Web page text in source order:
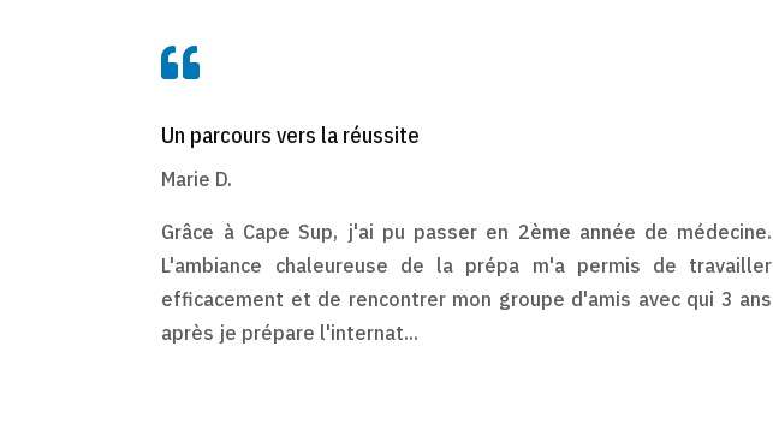

Un parcours vers la réussite
Marie D.
Grâce à Cape Sup, j'ai pu passer en 2ème année de médecine.
L'ambiance chaleureuse de la prépa m'a permis de travailler
efficacement et de rencontrer mon groupe d'amis avec qui 3 ans
après je prépare l'internat...